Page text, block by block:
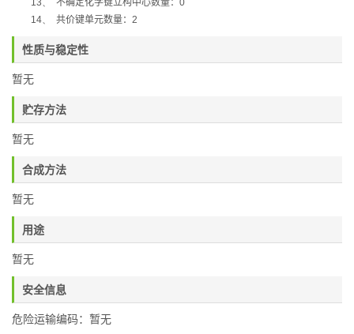
13、
不确定化学键立构中心数量： 0
14、
共价键单元数量： 2
性质与稳定性
暂无
贮存方法
暂无
合成方法
暂无
用途
暂无
安全信息
危险运输编码：暂无